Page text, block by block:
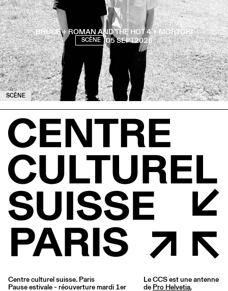
SCÈNE
BRUCE + ROMAN AND THE HOT 4 + MORTÒRI
SCÈNE 05 SEPT2026
Centre culturel suisse. Paris
Pause estivale - réouverture mardi 1er
Le CCS est une antenne
de Pro Helvetia,